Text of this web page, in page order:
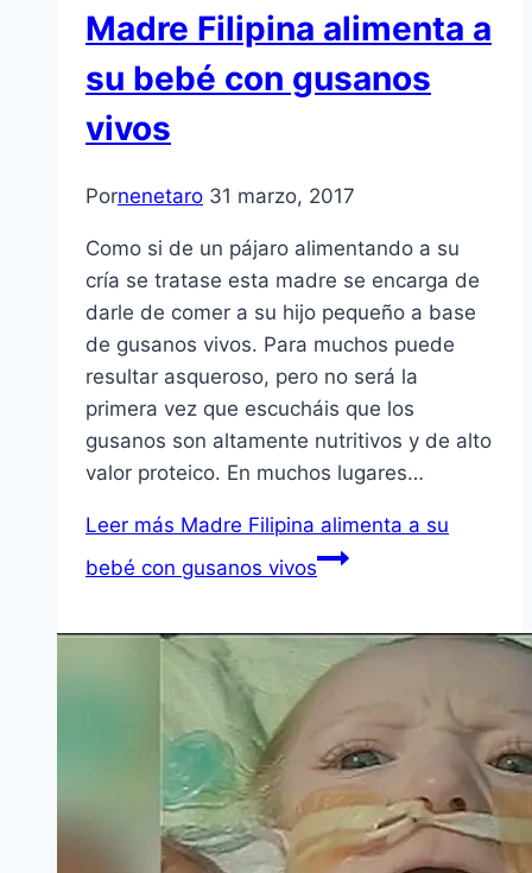
Madre Filipina alimenta a
su bebé con gusanos
vivos
Pornenetaro 31 marzo, 2017
Como si de un pájaro alimentando a su
cría se tratase esta madre se encarga de
darle de comer a su hijo pequeño a base
de gusanos vivos. Para muchos puede
resultar asqueroso, pero no será la
primera vez que escucháis que los
gusanos son altamente nutritivos y de alto
valor proteico. En muchos lugares…
Leer más Madre Filipina alimenta a su
bebé con gusanos vivos